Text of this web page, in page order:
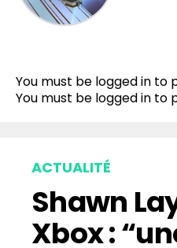
You must be logged in to
You must be logged in to
ACTUALITÉ
Shawn
Xbox :